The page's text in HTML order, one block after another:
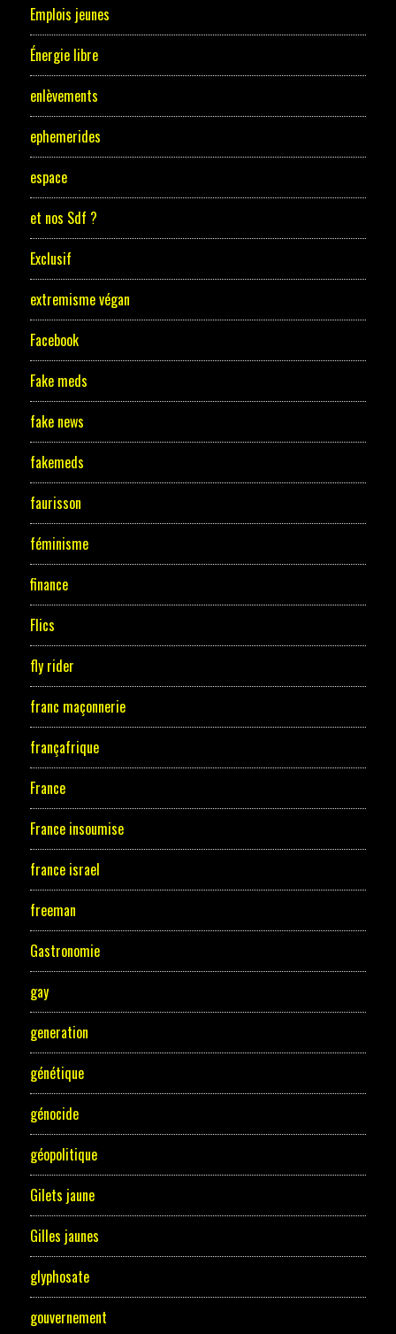
Emplois jeunes
Énergie libre
enlèvements
ephemerides
espace
et nos Sdf ?
Exclusif
extremisme végan
Facebook
Fake meds
fake news
fakemeds
faurisson
féminisme
finance
Flics
fly rider
franc maçonnerie
françafrique
France
France insoumise
france israel
freeman
Gastronomie
gay
generation
génétique
génocide
géopolitique
Gilets jaune
Gilles jaunes
glyphosate
gouvernement